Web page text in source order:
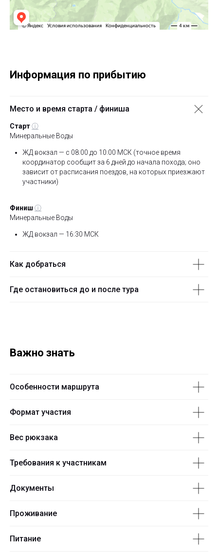
Информация по прибытию
Место и время старта / финиша
Стартⓘ
Минеральные Воды
ЖД вокзал — с 08:00 до 10:00 МСК (точное время
координатор сообщит за 6 дней до начала похода; оно
зависит от расписания поездов, на которых приезжают
участники)
Финиш ⓘ
Минеральные Воды
ЖД вокзал — 16:30 МСК
Как добраться
Где остановиться до и после тура
Важно знать
Особенности маршрута
Формат участия
Вес рюкзака
Требования к участникам
Документы
Проживание
Питание